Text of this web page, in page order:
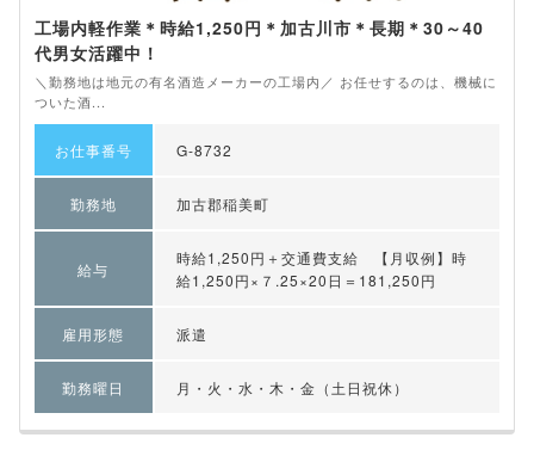
工場内軽作業＊時給1,250円＊加古川市＊長期＊30～40
代男女活躍中！
＼勤務地は地元の有名酒造メーカーの工場内／ お任せするのは、機械に
ついた酒...
お仕事番号 G-8732
勤務地 加古郡稲美町
給与
時給1,250円＋交通費支給 【月収例】時
給1,250円×７.25×20日＝181,250円
雇用形態 派遣
勤務曜日 月・火・水・木・金（土日祝休）